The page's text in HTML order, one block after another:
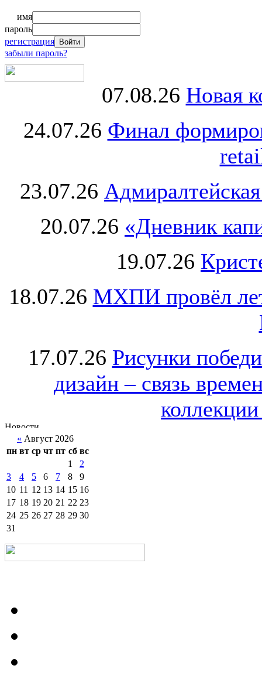
имя
пароль
регистрация
забыли пароль?
07.08.26 Новая
24.07.26 Финал
23.07.26
20.07.26 «Дневник
19.07.26
18.07.26 МХПИ провёл
17.07.26 Рисунки
дизайн – связь
« Август 2026
пн вт ср чт пт сб вс
1
2
3
4 5 6 7 8
9
10 11 12 13 14 15 16
17 18 19 20 21 22 23
24 25 26 27 28 29 30
31